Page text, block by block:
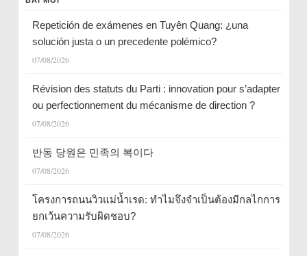
Repetición de exámenes en Tuyên Quang: ¿una
solución justa o un precedente polémico?
07/08/2026
Révision des statuts du Parti : innovation pour s’adapter
ou perfectionnement du mécanisme de direction ?
07/08/2026
반동 당원은 민족의 복이다
07/08/2026
โครงการถนนวิวแม่น้ำเรด: ทำไมจึงจำเป็นต้องมีกลไกการ
ยกเว้นความรับผิดชอบ?
07/08/2026